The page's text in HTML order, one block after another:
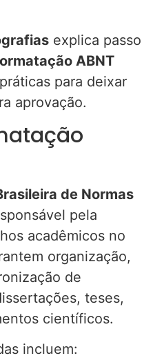
explica passo
ABNT
para deixar
aprovação.
de Normas
pela
acadêmicos no
organização,
de
teses,
científicos.
incluem: